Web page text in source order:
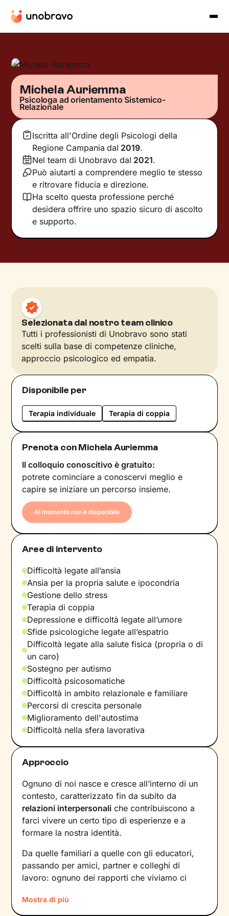
Michela Auriemma
Psicologa ad orientamento Sistemico-
Relazionale
Iscritta all'Ordine degli Psicologi della
Regione Campania dal 2019.
Nel team di Unobravo dal 2021.
Può aiutarti a comprendere meglio te stesso
e ritrovare fiducia e direzione.
Ha scelto questa professione perché
desidera offrire uno spazio sicuro di ascolto
e supporto.
Selezionata dal nostro team clinico
Tutti i professionisti di Unobravo sono stati
scelti sulla base di competenze cliniche,
approccio psicologico ed empatia.
Disponibile per
Terapia individuale Terapia di coppia
Prenota con Michela Auriemma
Il colloquio conoscitivo è gratuito:
potrete cominciare a conoscervi meglio e
capire se iniziare un percorso insieme.
Al momento non è disponibile
Aree di intervento
Difficoltà legate all’ansia
Ansia per la propria salute e ipocondria
Gestione dello stress
Terapia di coppia
Depressione e difficoltà legate all’umore
Sfide psicologiche legate all’espatrio
Difficoltà legate alla salute fisica (propria o di
un caro)
Sostegno per autismo
Difficoltà psicosomatiche
Difficoltà in ambito relazionale e familiare
Percorsi di crescita personale
Miglioramento dell'autostima
Difficoltà nella sfera lavorativa
Approccio
Ognuno di noi nasce e cresce all’interno di un
contesto, caratterizzato fin da subito da
relazioni interpersonali che contribuiscono a
farci vivere un certo tipo di esperienze e a
formare la nostra identità.
Da quelle familiari a quelle con gli educatori,
passando per amici, partner e colleghi di
lavoro: ognuno dei rapporti che viviamo ci
dinamiche che abbiamo sperimentato fino a
Mostra di più